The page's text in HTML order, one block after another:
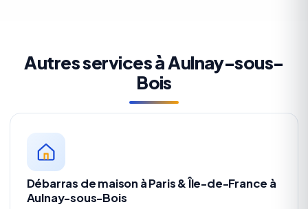
Autres services à Aulnay-sous-
Bois
Débarras de maison à Paris & Île-de-France à
Aulnay-sous-Bois